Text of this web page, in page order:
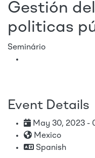
Gestión
politicas
Seminário
Event Details
May 30, 2023 -
Mexico
Spanish